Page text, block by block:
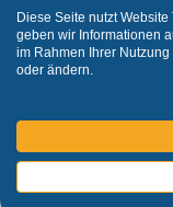
Diese Seite nutzt
geben wir Informationen
im Rahmen Ihrer
oder ändern.